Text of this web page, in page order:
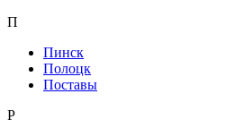
П
Пинск
Полоцк
Поставы
Р